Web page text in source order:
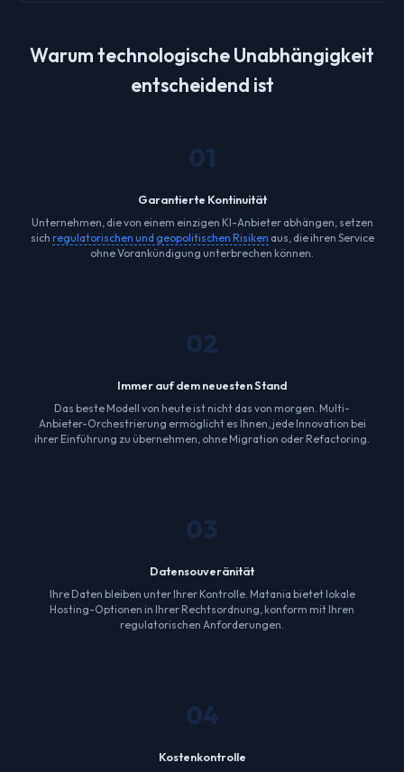
Warum technologische Unabhängigkeit
entscheidend ist
01
Garantierte Kontinuität
Unternehmen, die von einem einzigen KI-Anbieter abhängen, setzen
sich regulatorischen und geopolitischen Risiken aus, die ihren Service
ohne Vorankündigung unterbrechen können.
02
Immer auf dem neuesten Stand
Das beste Modell von heute ist nicht das von morgen. Multi-
Anbieter-Orchestrierung ermöglicht es Ihnen, jede Innovation bei
ihrer Einführung zu übernehmen, ohne Migration oder Refactoring.
03
Datensouveränität
Ihre Daten bleiben unter Ihrer Kontrolle. Matania bietet lokale
Hosting-Optionen in Ihrer Rechtsordnung, konform mit Ihren
regulatorischen Anforderungen.
04
Kostenkontrolle